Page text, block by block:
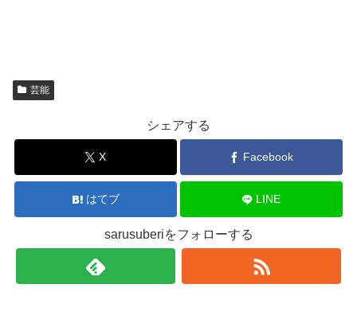
芸能
シェアする
X Facebook
はてブ LINE
sarusuberiをフォローする